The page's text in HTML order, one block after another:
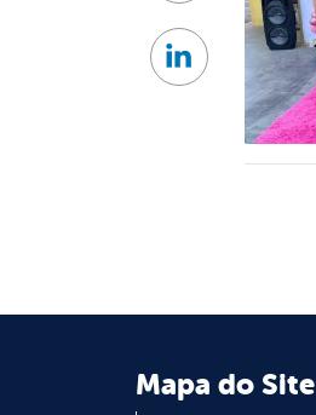
Linkedin
Mapa do Site